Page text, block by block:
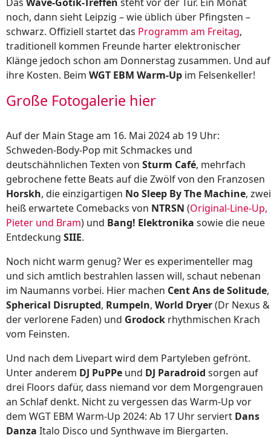
noch, dann sieht Leipzig – wie üblich über Pfingsten –
schwarz. Offiziell startet das Programm am Freitag,
traditionell kommen Freunde harter elektronischer
Klänge jedoch schon am Donnerstag zusammen. Und auf
ihre Kosten. Beim WGT EBM Warm-Up im Felsenkeller!
Große Fotogalerie hier
Auf der Main Stage am 16. Mai 2024 ab 19 Uhr:
Schweden-Body-Pop mit Schmackes und
deutschähnlichen Texten von Sturm Café, mehrfach
gebrochene fette Beats auf die Zwölf von den Franzosen
Horskh, die einzigartigen No Sleep By The Machine, zwei
heiß erwartete Comebacks von NTRSN (Original-Line-Up,
Pieter und Bram) und Bang! Elektronika sowie die neue
Entdeckung SIIE.
Noch nicht warm genug? Wer es experimenteller mag
und sich amtlich bestrahlen lassen will, schaut nebenan
im Naumanns vorbei. Hier machen Cent Ans de Solitude,
Spherical Disrupted, Rumpeln, World Dryer(Dr Nexus &
der verlorene Faden) und Grodock rhythmischen Krach
vom Feinsten.
Und nach dem Livepart wird dem Partyleben gefrönt.
Unter anderem DJ PuPPe und DJ Paradroid sorgen auf
drei Floors dafür, dass niemand vor dem Morgengrauen
an Schlaf denkt. Nicht zu vergessen das Warm-Up vor
dem WGT EBM Warm-Up 2024: Ab 17 Uhr serviert Dans
Danza Italo Disco und Synthwave im Biergarten.